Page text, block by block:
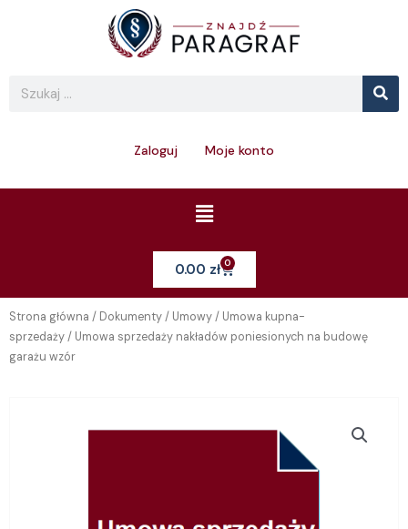
Search
Zaloguj Moje konto
Menu
0.00 zł 0Cart
Strona główna / Dokumenty/ Umowy/ Umowa kupna-
sprzedaży/ Umowa sprzedaży nakładów poniesionych na budowę
garażu wzór